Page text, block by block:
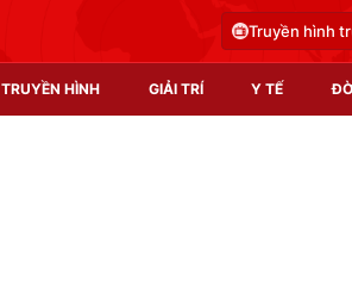
Truyền hình
TRUYỀN HÌNH GIẢI TRÍ Y TẾ